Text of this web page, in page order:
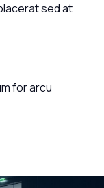
sed at
for arcu